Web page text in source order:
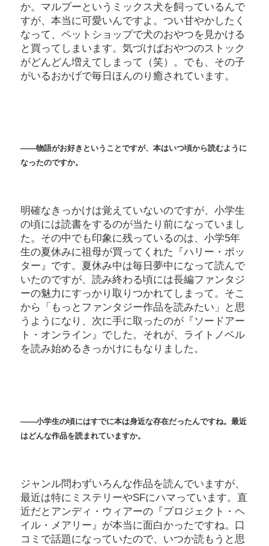
か。マルプーというミックス犬を飼っているんで
すが、本当に可愛いんですよ。つい甘やかしたく
なって、ペットショップで犬のおやつを見かける
と買ってしまいます。気づけばおやつのストック
がどんどん増えてしまって（笑）。でも、その子
がいるおかげで毎日ほんのり癒されています。
――物語がお好きということですが、本はいつ頃から読むように
なったのですか。
明確なきっかけは覚えていないのですが、小学生
の頃には読書をするのが当たり前になっていまし
た。その中でも印象に残っているのは、小学5年
生の夏休みに祖母が買ってくれた『ハリー・ポッ
ター』です。夏休み中は毎日夢中になって読んで
いたのですが、読み終わる頃には長編ファンタジ
ーの魅力にすっかり取りつかれてしまって。そこ
から「もっとファンタジー作品を読みたい」と思
うようになり、次に手に取ったのが『ソードアー
ト・オンライン』でした。それが、ライトノベル
を読み始めるきっかけにもなりました。
――小学生の頃にはすでに本は身近な存在だったんですね。最近
はどんな作品を読まれていますか。
ジャンル問わずいろんな作品を読んでいますが、
最近は特にミステリーやSFにハマっています。直
近だとアンディ・ウィアーの『プロジェクト・ヘ
イル・メアリー』が本当に面白かったですね。口
コミで話題になっていたので、いつか読もうと思